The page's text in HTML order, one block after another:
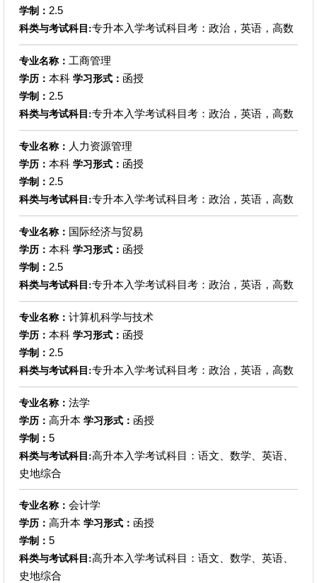
学制： 2.5
科类与考试科目:专升本入学考试科目考：政治，英语，高数
专业名称： 工商管理
学历： 本科 学习形式： 函授
学制： 2.5
科类与考试科目:专升本入学考试科目考：政治，英语，高数
专业名称： 人力资源管理
学历： 本科 学习形式： 函授
学制： 2.5
科类与考试科目:专升本入学考试科目考：政治，英语，高数
专业名称： 国际经济与贸易
学历： 本科 学习形式： 函授
学制： 2.5
科类与考试科目:专升本入学考试科目考：政治，英语，高数
专业名称： 计算机科学与技术
学历： 本科 学习形式： 函授
学制： 2.5
科类与考试科目:专升本入学考试科目考：政治，英语，高数
专业名称： 法学
学历： 高升本 学习形式： 函授
学制： 5
科类与考试科目:高升本入学考试科目：语文、数学、英语、
史地综合
专业名称： 会计学
学历： 高升本 学习形式： 函授
学制： 5
科类与考试科目:高升本入学考试科目：语文、数学、英语、
史地综合